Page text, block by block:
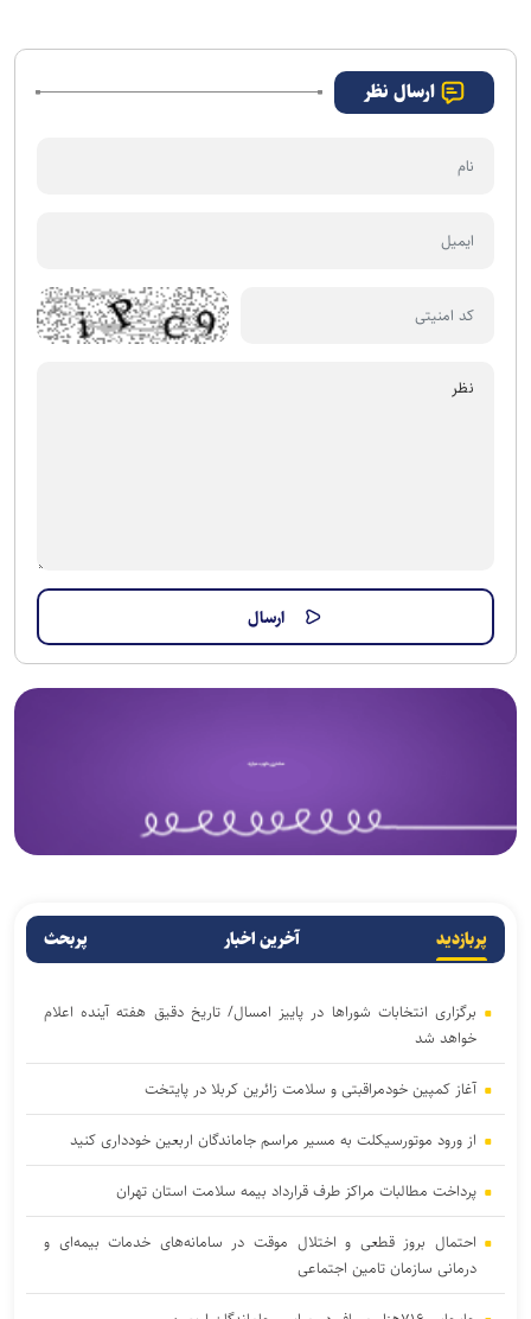
ارسال نظر
پربازدید آخرین اخبار پربحث
برگزاری انتخابات شوراها در پاییز امسال/ تاریخ دقیق هفته آینده اعلام
خواهد شد
آغاز کمپین خودمراقبتی و سلامت زائرین کربلا در پایتخت
از ورود موتورسیکلت به مسیر مراسم جاماندگان اربعین خودداری کنید
پرداخت مطالبات مراکز طرف قرارداد بیمه سلامت استان تهران
احتمال بروز قطعی و اختلال موقت در سامانه‌های خدمات بیمه‌ای و
درمانی سازمان تامین اجتماعی